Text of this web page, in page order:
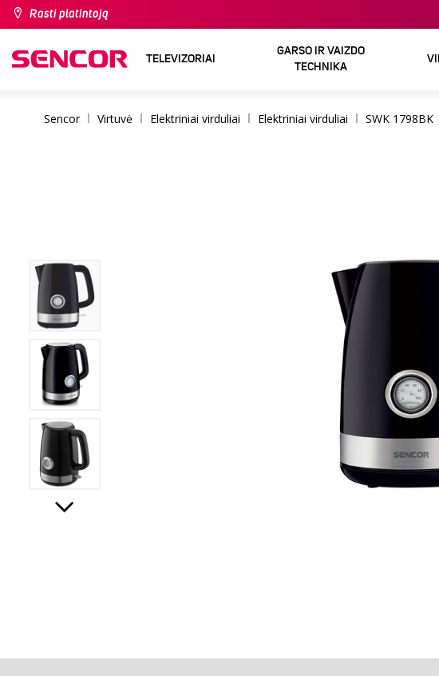
Rasti platintoją
TELEVIZORIAI
GARSO IR VAIZDO
TECHNIKA
Sencor Virtuvė Elektriniai virduliai Elektriniai virduliai SWK 1798BK